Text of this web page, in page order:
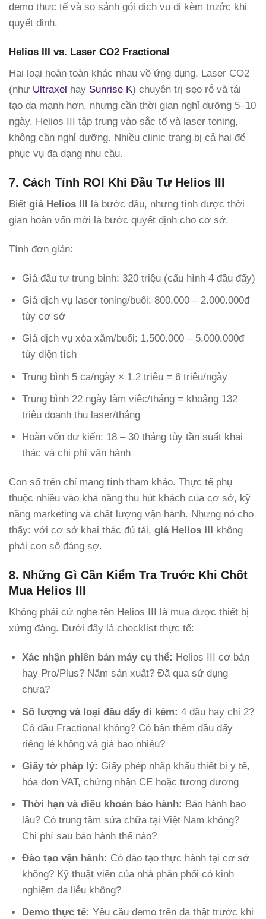
demo thực tế và so sánh gói dịch vụ đi kèm trước khi
quyết định.
Helios III vs. Laser CO2 Fractional
Hai loại hoàn toàn khác nhau về ứng dụng. Laser CO2
(như Ultraxel hay Sunrise K) chuyên trị sẹo rỗ và tái
tạo da mạnh hơn, nhưng cần thời gian nghỉ dưỡng 5–10
ngày. Helios III tập trung vào sắc tố và laser toning,
không cần nghỉ dưỡng. Nhiều clinic trang bị cả hai để
phục vụ đa dạng nhu cầu.
7. Cách Tính ROI Khi Đầu Tư Helios III
Biết giá Helios III là bước đầu, nhưng tính được thời
gian hoàn vốn mới là bước quyết định cho cơ sở.
Tính đơn giản:
Giá đầu tư trung bình: 320 triệu (cấu hình 4 đầu đẩy)
Giá dịch vụ laser toning/buổi: 800.000 – 2.000.000đ
tùy cơ sở
Giá dịch vụ xóa xăm/buổi: 1.500.000 – 5.000.000đ
tùy diện tích
Trung bình 5 ca/ngày × 1,2 triệu = 6 triệu/ngày
Trung bình 22 ngày làm việc/tháng = khoảng 132
triệu doanh thu laser/tháng
Hoàn vốn dự kiến: 18 – 30 tháng tùy tần suất khai
thác và chi phí vận hành
Con số trên chỉ mang tính tham khảo. Thực tế phụ
thuộc nhiều vào khả năng thu hút khách của cơ sở, kỹ
năng marketing và chất lượng vận hành. Nhưng nó cho
thấy: với cơ sở khai thác đủ tải, giá Helios III không
phải con số đáng sợ.
8. Những Gì Cần Kiểm Tra Trước Khi Chốt
Mua Helios III
Không phải cứ nghe tên Helios III là mua được thiết bị
xứng đáng. Dưới đây là checklist thực tế:
Xác nhận phiên bản máy cụ thể: Helios III cơ bản
hay Pro/Plus? Năm sản xuất? Đã qua sử dụng
chưa?
Số lượng và loại đầu đẩy đi kèm: 4 đầu hay chỉ 2?
Có đầu Fractional không? Có bán thêm đầu đẩy
riêng lẻ không và giá bao nhiêu?
Giấy tờ pháp lý: Giấy phép nhập khẩu thiết bị y tế,
hóa đơn VAT, chứng nhận CE hoặc tương đương
Thời hạn và điều khoản bảo hành: Bảo hành bao
lâu? Có trung tâm sửa chữa tại Việt Nam không?
Chi phí sau bảo hành thế nào?
Đào tạo vận hành: Có đào tạo thực hành tại cơ sở
không? Kỹ thuật viên của nhà phân phối có kinh
nghiệm da liễu không?
Demo thực tế: Yêu cầu demo trên da thật trước khi